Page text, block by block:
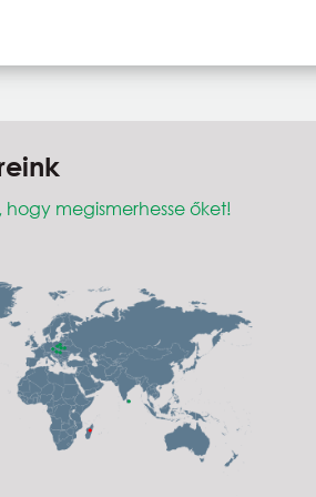
hogy megismerhesse őket!